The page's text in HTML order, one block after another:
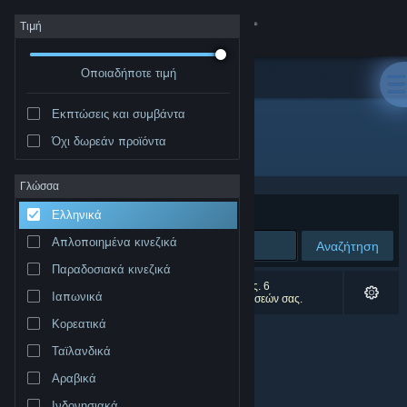
Σύνδεση
Κατάστημα
Σχετικά
Υποστήριξη
Αλλαγή γλώσσας
Προβολή ιστοσελίδας για υπολογιστές
Τιμή
Οποιαδήποτε τιμή
Εκπτώσεις και συμβάντα
Όχι δωρεάν προϊόντα
Γλώσσα
Ελληνικά
Απλοποιημένα κινεζικά
Παραδοσιακά κινεζικά
Ιαπωνικά
Κορεατικά
Ταϊλανδικά
Αραβικά
Δημιουργός: Nerdvision Games
Ταξινόμηση ανά
Αναζήτηση
0 αποτελέσματα ταιριάζουν με την αναζήτησή σας. 6
αποτελέσματα αποκλείστηκαν βάσει των προτιμήσεών σας.